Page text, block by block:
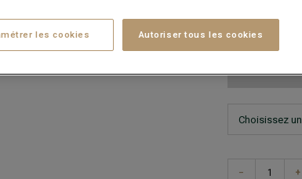
Ce modèle
− +
les cookies Autoriser tous les cookies